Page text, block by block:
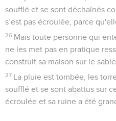
soufflé et se sont déchaînés
s’est pas écroulée, parce
26 Mais toute personne qui
ne les met pas en pratique
construit sa maison sur le sable.
27 La pluie est tombée, les
soufflé et se sont abattus sur
écroulée et sa ruine a été